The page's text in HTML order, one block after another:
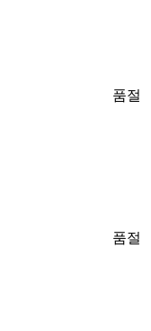
품절
품절